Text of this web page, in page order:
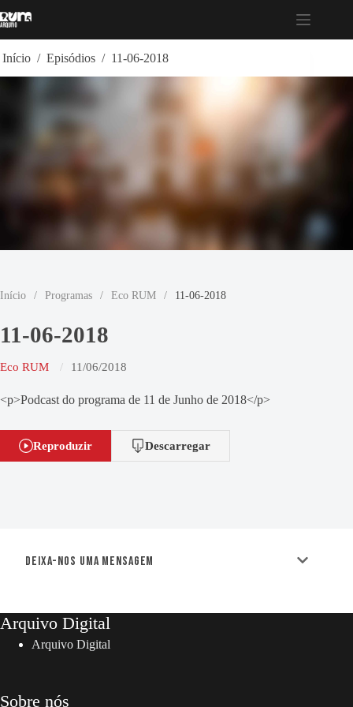
para
Início / Episódios / 11-06-2018
Início / Programas / Eco RUM / 11-06-2018
11-06-2018
Eco RUM 11/06/2018
<p>Podcast do programa de 11 de Junho de 2018</p>
Reproduzir Descarregar
Deixa-nos uma mensagem
Arquivo Digital
Arquivo Digital
Sobre nós